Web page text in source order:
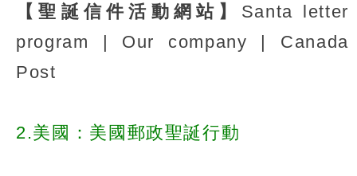
【聖誕信件活動網站】 Santa letter
program | Our company | Canada
Post
2.美國：美國郵政聖誕行動